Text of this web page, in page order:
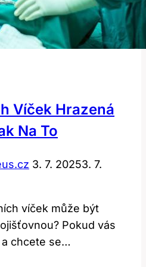
Víček Hrazená
Na To
3. 7. 20253. 7.
víček může být
Pokud vás
chcete se…